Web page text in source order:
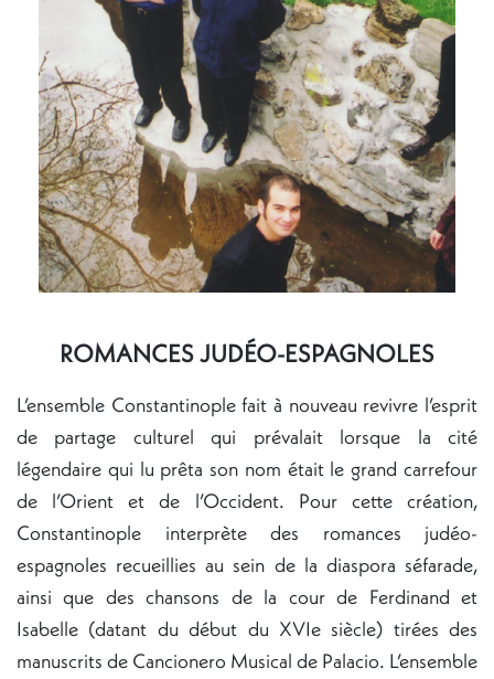
ROMANCES JUDÉO-ESPAGNOLES
L’ensemble Constantinople fait à nouveau revivre l’esprit
de partage culturel qui prévalait lorsque la cité
légendaire qui lu prêta son nom était le grand carrefour
de l’Orient et de l’Occident. Pour cette création,
Constantinople interprète des romances judéo-
espagnoles recueillies au sein de la diaspora séfarade,
ainsi que des chansons de la cour de Ferdinand et
Isabelle (datant du début du XVIe siècle) tirées des
manuscrits de Cancionero Musical de Palacio. L’ensemble